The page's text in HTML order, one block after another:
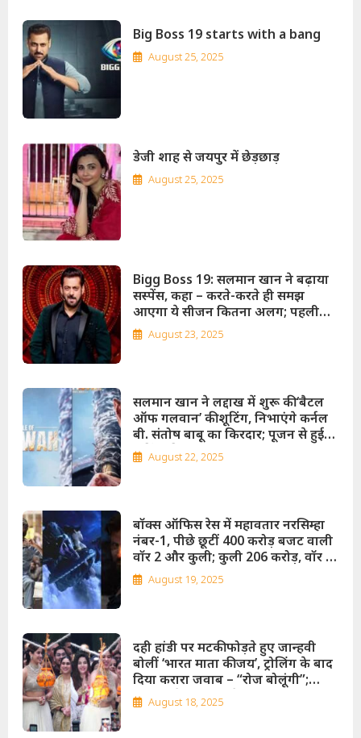
Big Boss 19 starts with a bang
August 25, 2025
डेजी शाह से जयपुर में छेड़छाड़
August 25, 2025
Bigg Boss 19: सलमान खान ने बढ़ाया
सस्पेंस, कहा – करते-करते ही समझ
आएगा ये सीजन कितना अलग; पहली
बार ‘लोकतंत्र’ थीम पर होगा शो!
August 23, 2025
सलमान खान ने लद्दाख में शुरू की ‘बैटल
ऑफ गलवान’ की शूटिंग, निभाएंगे कर्नल
बी. संतोष बाबू का किरदार; पूजन से हुई
शूटिंग की शुरुआत!
August 22, 2025
बॉक्स ऑफिस रेस में महावतार नरसिम्हा
नंबर-1, पीछे छूटीं 400 करोड़ बजट वाली
वॉर 2 और कुली; कुली 206 करोड़, वॉर 2
183 करोड़… 25 दिन बाद भी महावतार
नरसिम्हा 212 करोड़ पर कायम!
August 19, 2025
दही हांडी पर मटकी फोड़ते हुए जान्हवी
बोलीं ‘भारत माता की जय’, ट्रोलिंग के बाद
दिया करारा जवाब – “रोज बोलूंगी”;
जान्हवी ने इंस्टा पर शेयर किया पूरा सच
August 18, 2025